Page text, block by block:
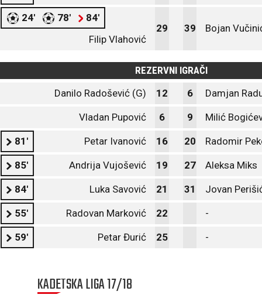
24' 78'
84'
Filip Vlahović
29 39 Bojan
REZERVNI IGRAČI
Danilo Radošević (G)
12 6 Damjan
Vladan Pupović 6 9 Milić
81' Petar Ivanović 16 20 Radomir
85' Andrija Vujošević 19 27 Aleksa Miks
84' Luka Savović 21 31 Jovan
55' Radovan Marković 22 -
59' Petar Đurić 25 -
KADETSKA LIGA 17/18